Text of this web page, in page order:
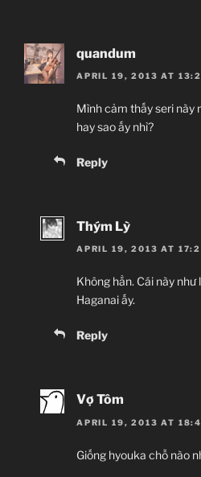
quandum
APRIL 19, 2013 AT
Mình cảm thấy seri này
hay sao ấy nhỉ?
Reply
Thým Lỳ
APRIL 19, 2013 AT
Không hẳn. Cái này
Haganai ấy.
Reply
Vợ Tôm
APRIL 19, 2013 AT
Giống hyouka chỗ nào